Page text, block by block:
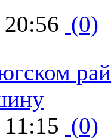
(0)
(0)